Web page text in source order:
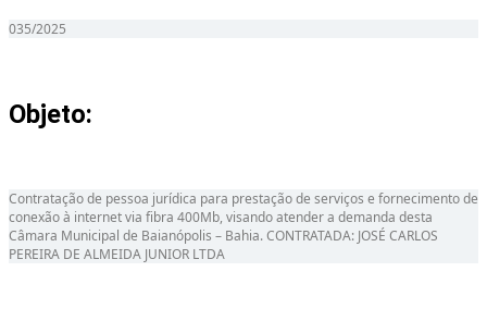
035/2025
Objeto:
Contratação de pessoa jurídica para prestação de serviços e fornecimento de
conexão à internet via fibra 400Mb, visando atender a demanda desta
Câmara Municipal de Baianópolis – Bahia. CONTRATADA: JOSÉ CARLOS
PEREIRA DE ALMEIDA JUNIOR LTDA